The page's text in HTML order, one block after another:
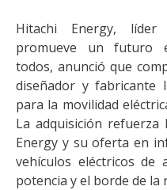
Hitachi Energy, líder
promueve un futuro
todos, anunció que
diseñador y fabricante
para la movilidad
La adquisición
Energy y su oferta en
vehículos eléctricos de
potencia y el borde de la